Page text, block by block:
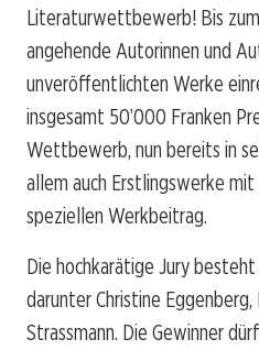
Literaturwettbewerb! Bis
angehende Autorinnen und
unveröffentlichten Werke
insgesamt 50’000 Franken
Wettbewerb, nun bereits in
allem auch Erstlingswerke
speziellen Werkbeitrag.
Die hochkarätige Jury
darunter Christine Eggenberg,
Strassmann. Die Gewinner